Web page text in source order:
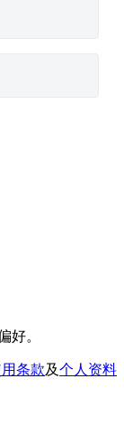
好。
条款及个人资料